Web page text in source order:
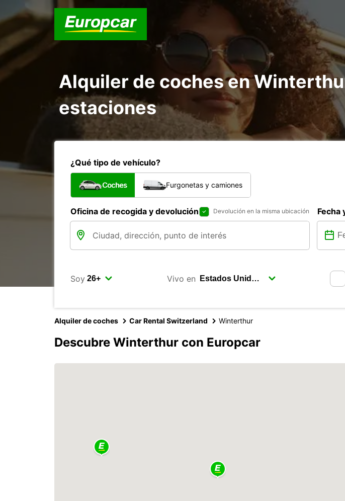
Alquiler de coches en
estaciones
¿Qué tipo de vehículo?
Coches Furgonetas y camiones
Oficina de recogida y devolución Devolución en la misma ubicación Fecha
Soy Vivo en
Alquiler de coches Car Rental Switzerland Winterthur
Descubre Winterthur con Europcar